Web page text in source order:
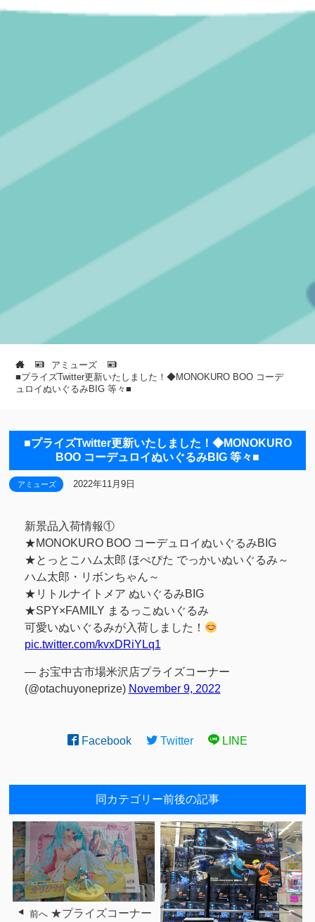
アミューズ
■プライズTwitter更新いたしました！◆MONOKURO BOO コーデ
ュロイぬいぐるみBIG 等々■
■プライズTwitter更新いたしました！◆MONOKURO
BOO コーデュロイぬいぐるみBIG 等々■
アミューズ 2022年11月9日
新景品入荷情報①
★MONOKURO BOO コーデュロイぬいぐるみBIG
★とっとこハム太郎 ほぺぴた でっかいぬいぐるみ～
ハム太郎・リボンちゃん～
★リトルナイトメア ぬいぐるみBIG
★SPY×FAMILY まるっこぬいぐるみ
可愛いぬいぐるみが入荷しました！
pic.twitter.com/kvxDRiYLq1
— お宝中古市場米沢店プライズコーナー
(@otachuyoneprize) November 9, 2022
Facebook Twitter LINE
同カテゴリー前後の記事
前へ ★プライズコーナー